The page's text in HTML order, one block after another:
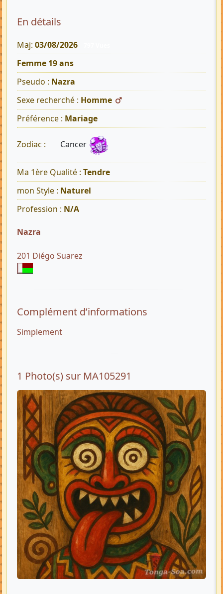
En détails
Maj: 03/08/2026
Femme 19 ans
Pseudo : Nazra
Sexe recherché : Homme
Préférence : Mariage
Zodiac : Cancer
Ma 1ère Qualité : Tendre
mon Style : Naturel
Profession : N/A
Nazra
201 Diégo Suarez
Complément d’informations
Simplement
1 Photo(s) sur MA105291